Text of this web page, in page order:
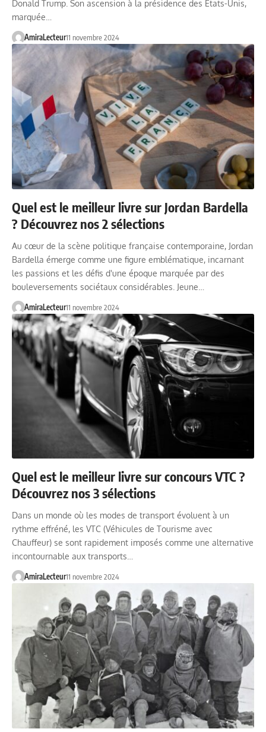
Donald Trump. Son ascension à la présidence des États-Unis,
marquée…
AmiraLecteur11 novembre 2024
Quel est le meilleur livre sur Jordan Bardella
? Découvrez nos 2 sélections
Au cœur de la scène politique française contemporaine, Jordan
Bardella émerge comme une figure emblématique, incarnant
les passions et les défis d'une époque marquée par des
bouleversements sociétaux considérables. Jeune…
AmiraLecteur11 novembre 2024
Quel est le meilleur livre sur concours VTC ?
Découvrez nos 3 sélections
Dans un monde où les modes de transport évoluent à un
rythme effréné, les VTC (Véhicules de Tourisme avec
Chauffeur) se sont rapidement imposés comme une alternative
incontournable aux transports…
AmiraLecteur11 novembre 2024